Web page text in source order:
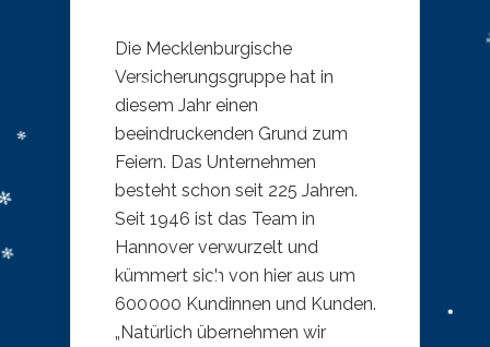
Die Mecklenburgische
Versicherungsgruppe hat in
diesem Jahr einen
beeindruckenden Grund zum
Feiern. Das Unternehmen
besteht schon seit 225 Jahren.
Seit 1946 ist das Team in
Hannover verwurzelt und
kümmert sich von hier aus um
600 000 Kundinnen und Kunden.
„Natürlich übernehmen wir